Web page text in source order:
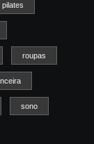
pilates
roupas
sono